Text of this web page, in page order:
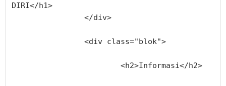
DIRI</h1>
		</div>
		<div class="blok">